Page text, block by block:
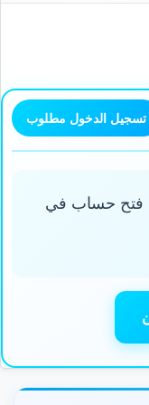
تسجيل الدخول مطلوب
فتح حساب في